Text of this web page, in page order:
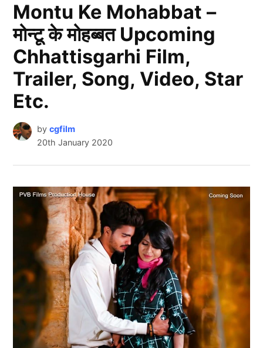
Montu Ke Mohabbat –
मोन्टू के मोहब्बत Upcoming
Chhattisgarhi Film,
Trailer, Song, Video, Star
Etc.
by cgfilm
20th January 2020